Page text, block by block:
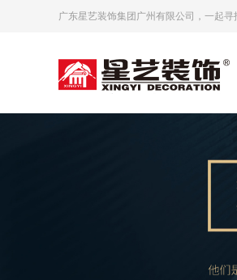
广东星艺装饰集团广州有限公司，一起寻